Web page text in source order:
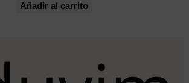
Añadir al carrito